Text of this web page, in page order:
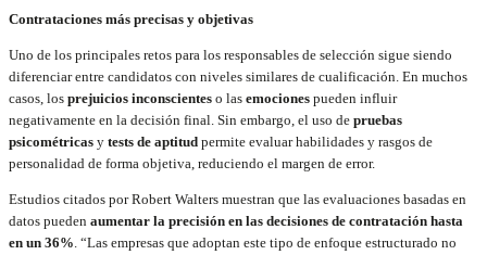
Contrataciones más precisas y objetivas
Uno de los principales retos para los responsables de selección sigue siendo
diferenciar entre candidatos con niveles similares de cualificación. En muchos
casos, los prejuicios inconscientes o las emociones pueden influir
negativamente en la decisión final. Sin embargo, el uso de pruebas
psicométricas y tests de aptitud permite evaluar habilidades y rasgos de
personalidad de forma objetiva, reduciendo el margen de error.
Estudios citados por Robert Walters muestran que las evaluaciones basadas en
datos pueden aumentar la precisión en las decisiones de contratación hasta
en un 36%. “Las empresas que adoptan este tipo de enfoque estructurado no